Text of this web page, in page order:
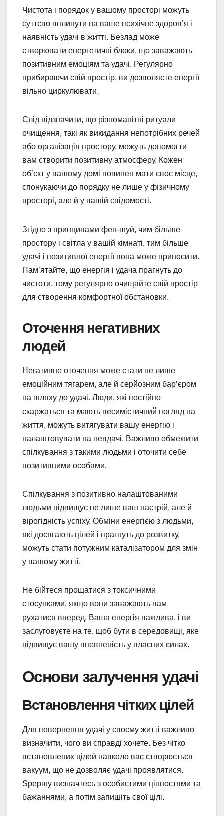
Чистота і порядок у вашому просторі можуть
суттєво вплинути на ваше психічне здоров’я і
наявність удачі в житті. Безлад може
створювати енергетичні блоки, що заважають
позитивним емоціям та удачі. Регулярно
прибираючи свій простір, ви дозволяєте енергії
вільно циркулювати.
Слід відзначити, що різноманітні ритуали
очищення, такі як викидання непотрібних речей
або організація простору, можуть допомогти
вам створити позитивну атмосферу. Кожен
об’єкт у вашому домі повинен мати своє місце,
спонукаючи до порядку не лише у фізичному
просторі, але й у вашій свідомості.
Згідно з принципами фен-шуй, чим більше
простору і світла у вашій кімнаті, тим більше
удачі і позитивної енергії вона може приносити.
Пам’ятайте, що енергія і удача прагнуть до
чистоти, тому регулярно очищайте свій простір
для створення комфортної обстановки.
Оточення негативних
людей
Негативне оточення може стати не лише
емоційним тягарем, але й серйозним бар’єром
на шляху до удачі. Люди, які постійно
скаржаться та мають песимістичний погляд на
життя, можуть витягувати вашу енергію і
налаштовувати на невдачі. Важливо обмежити
спілкування з такими людьми і оточити себе
позитивними особами.
Спілкування з позитивно налаштованими
людьми підвищує не лише ваш настрій, але й
вірогідність успіху. Обміни енергією з людьми,
які досягають цілей і прагнуть до розвитку,
можуть стати потужним каталізатором для змін
у вашому житті.
Не бійтеся прощатися з токсичними
стосунками, якщо вони заважають вам
рухатися вперед. Ваша енергія важлива, і ви
заслуговуєте на те, щоб бути в середовищі, яке
підвищує вашу впевненість у власних силах.
Основи залучення удачі
Встановлення чітких цілей
Для повернення удачі у своєму житті важливо
визначити, чого ви справді хочете. Без чітко
встановлених цілей навколо вас створюється
вакуум, що не дозволяє удачі проявлятися.
Spершу визначтесь з особистими цінностями та
бажаннями, а потім запишіть свої цілі.